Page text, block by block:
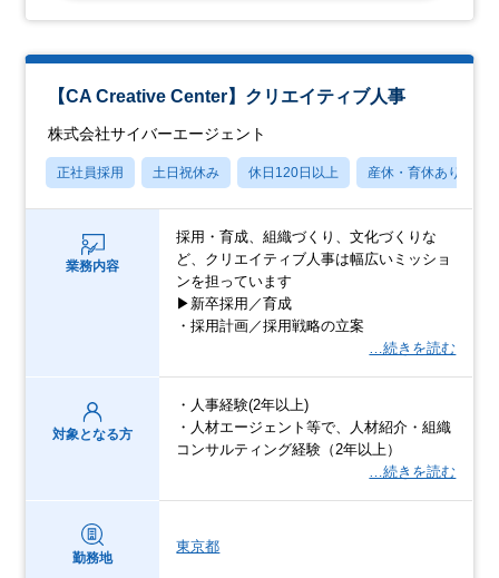
【CA Creative Center】クリエイティブ人事
株式会社サイバーエージェント
正社員採用 土日祝休み 休日120日以上 産休・育休あり
業務内容
採用・育成、組織づくり、文化づくりな
ど、クリエイティブ人事は幅広いミッショ
ンを担っています
▶︎新卒採用／育成
・採用計画／採用戦略の立案
…続きを読む
対象となる方
・人事経験(2年以上)
・人材エージェント等で、人材紹介・組織
コンサルティング経験（2年以上）
…続きを読む
勤務地
東京都